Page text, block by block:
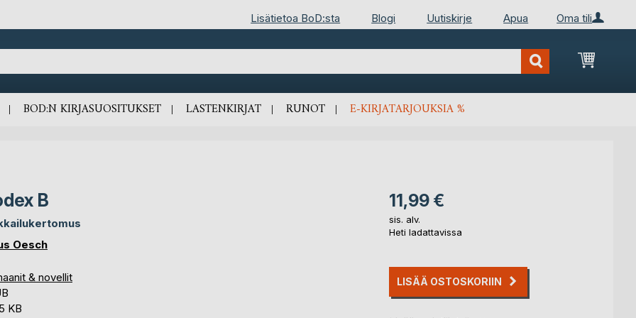
Oma tili
Lisätietoa BoD:sta Blogi Uutiskirje Apua
BOD:N KIRJASUOSITUKSET LASTENKIRJAT RUNOT E-KIRJATARJOUKSIA %
B
Oesch
& novellit
KB
11,99 €
sis. alv.
Heti ladattavissa
LISÄÄ OSTOSKORIIN